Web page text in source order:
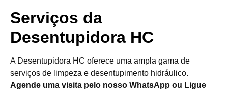
Serviços da
Desentupidora HC
A Desentupidora HC oferece uma ampla gama de
serviços de limpeza e desentupimento hidráulico.
Agende uma visita pelo nosso WhatsApp ou Ligue